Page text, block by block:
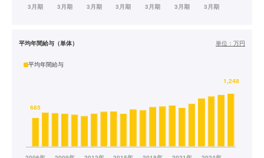
平均年間給与（単体） 単位： 万円
平均年間給与